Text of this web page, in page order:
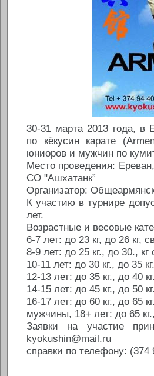
30-31 марта 2013 года, в
по кёкусин карате
юниоров и мужчин по
Место проведения:
СО "Ашхатанк”
Организатор:
К участию в турнире
лет.
Возрастные и весовые
6-7 лет: до 23 кг, до 26 кг,
8-9 лет: до 25 кг., до 30.,
10-11 лет: до 30 кг., до 35
12-13 лет: до 35 кг., до 40
14-15 лет: до 45 кг., до 50
16-17 лет: до 60 кг., до 65
мужчины, 18+ лет: до 65
Заявки на участие
kyokushin@mail.ru
справки по телефону: